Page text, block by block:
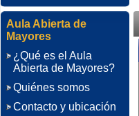
Aula Abierta de
Mayores
¿Qué es el Aula
Abierta de Mayores?
Quiénes somos
Contacto y ubicación